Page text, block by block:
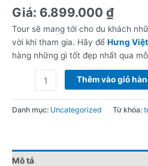
Giá: 6.899.000 ₫
Tour sẽ mang tới cho du khách
vời khi tham gia. Hãy để Hưng
hàng những gì tốt đẹp nhất qua
Thêm vào giỏ
Danh mục: Uncategorized Từ khóa:
Mô tả